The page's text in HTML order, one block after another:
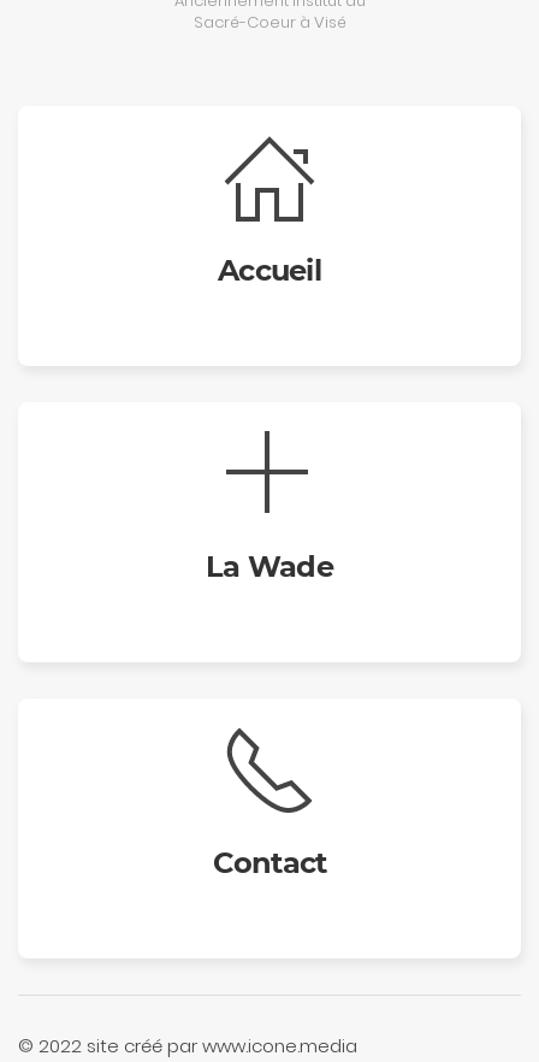
Sacré-Coeur à Visé
Accueil
La Wade
Contact
© 2022 site créé par www.icone.media